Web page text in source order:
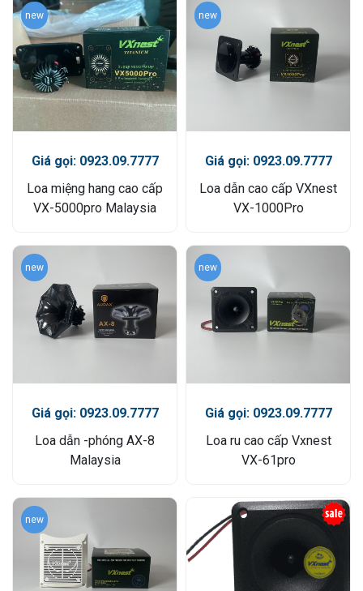
new
Giá gọi: 0923.09.7777
Loa miệng hang cao cấp
VX-5000pro Malaysia
new
Giá gọi: 0923.09.7777
Loa dẫn cao cấp VXnest
VX-1000Pro
new
Giá gọi: 0923.09.7777
Loa dẫn -phóng AX-8
Malaysia
new
Giá gọi: 0923.09.7777
Loa ru cao cấp Vxnest
VX-61pro
new